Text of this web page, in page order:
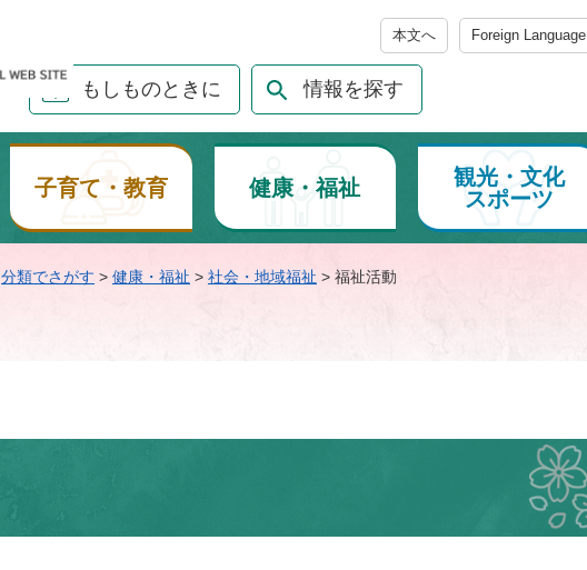
メニューを飛ばして本文へ
本文へ Foreign Language
もしものときに 情報を探す
子育て・教育 健康・福祉
観光・文化
スポーツ
分類でさがす > 健康・福祉 > 社会・地域福祉 > 福祉活動